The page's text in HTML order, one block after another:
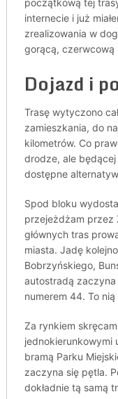
początkową tej
internecie i już
zrealizowania w
gorącą, czerwcową
Dojazd i
Trasę wytyczono
zamieszkania, do
kilometrów. Co
drodze, ale
dostępne
Spod bloku
przejeżdżam przez
głównych tras
miasta. Jadę
Bobrzyńskiego,
autostradą
numerem 44. To
Za rynkiem
jednokierunkowymi
bramą Parku
zaczyna się pętla.
dokładnie tą samą